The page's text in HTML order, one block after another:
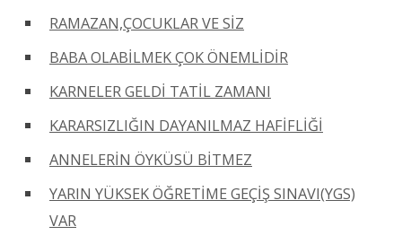
RAMAZAN,ÇOCUKLAR VE SİZ
BABA OLABİLMEK ÇOK ÖNEMLİDİR
KARNELER GELDİ TATİL ZAMANI
KARARSIZLIĞIN DAYANILMAZ HAFİFLİĞİ
ANNELERİN ÖYKÜSÜ BİTMEZ
YARIN YÜKSEK ÖĞRETİME GEÇİŞ SINAVI(YGS)
VAR